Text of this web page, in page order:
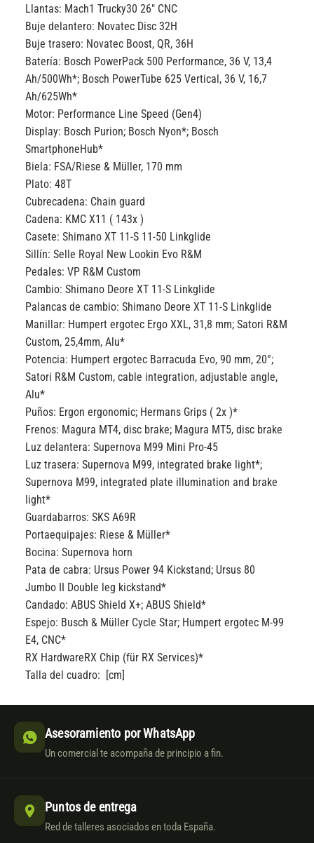
Llantas: Mach1 Trucky30 26″ CNC
Buje delantero: Novatec Disc 32H
Buje trasero: Novatec Boost, QR, 36H
Batería: Bosch PowerPack 500 Performance, 36 V, 13,4
Ah/500Wh*; Bosch PowerTube 625 Vertical, 36 V, 16,7
Ah/625Wh*
Motor: Performance Line Speed (Gen4)
Display: Bosch Purion; Bosch Nyon*; Bosch
SmartphoneHub*
Biela: FSA/Riese & Müller, 170 mm
Plato:48T
Cubrecadena: Chain guard
Cadena: KMC X11 ( 143x )
Casete:Shimano XT 11-S 11-50 Linkglide
Sillín:Selle Royal New Lookin Evo R&M
Pedales:VP R&M Custom
Cambio:Shimano Deore XT 11-S Linkglide
Palancas de cambio:Shimano Deore XT 11-S Linkglide
Manillar: Humpert ergotec Ergo XXL, 31,8 mm; Satori R&M
Custom, 25,4mm, Alu*
Potencia: Humpert ergotec Barracuda Evo, 90 mm, 20°;
Satori R&M Custom, cable integration, adjustable angle,
Alu*
Puños: Ergon ergonomic; Hermans Grips ( 2x )*
Frenos: Magura MT4, disc brake; Magura MT5, disc brake
Luz delantera:Supernova M99 Mini Pro-45
Luz trasera:Supernova M99, integrated brake light*;
Supernova M99, integrated plate illumination and brake
light*
Guardabarros:SKS A69R
Portaequipajes: Riese & Müller*
Bocina:Supernova horn
Pata de cabra: Ursus Power 94 Kickstand; Ursus 80
Jumbo II Double leg kickstand*
Candado:ABUS Shield X+; ABUS Shield*
Espejo: Busch & Müller Cycle Star; Humpert ergotec M-99
E4, CNC*
RX HardwareRX Chip (für RX Services)*
Talla del cuadro: [cm]
Asesoramiento por WhatsApp
Un comercial te acompaña de principio a fin.
Puntos de entrega
Red de talleres asociados en toda España.